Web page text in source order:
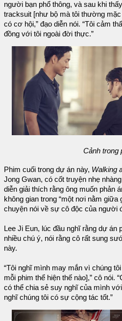
người bạn phổ thông, và sau khi
tracksuit [như bộ mà tôi thường
có cơ hội,” đạo diễn nói. “Tôi cảm
đồng với tôi ngoài đời thực.”
Cảnh trong
Phim cuối trong dự án này, Walking
Jong Gwan, có cốt truyện nhẹ
diễn giải thích rằng ông muốn phản
không gian trong “một nơi nằm giữa
chuyện nói về sự cô độc của người
Lee Ji Eun, lúc đầu nghĩ rằng dự án
nhiều chú ý, nói rằng cô rất sung
này.
“Tôi nghĩ mình may mắn vì chúng
mỗi phim thể hiện thế nào],” cô nói.
có thể chia sẻ suy nghĩ của mình
nghĩ chúng tôi có sự cộng tác tốt.”